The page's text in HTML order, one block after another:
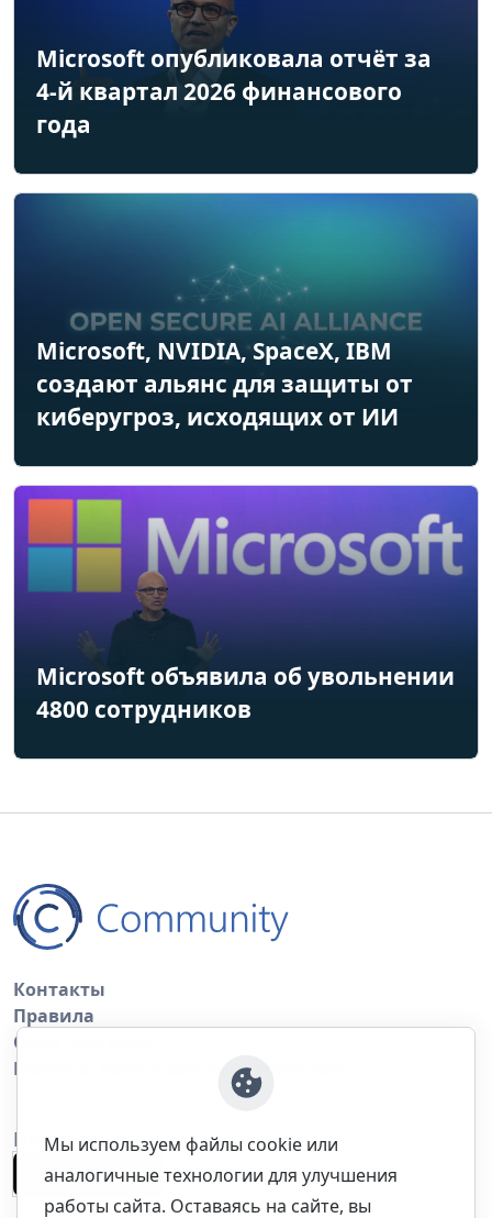
Microsoft опубликовала отчёт за
4-й квартал 2026 финансового
года
Microsoft, NVIDIA, SpaceX, IBM
создают альянс для защиты от
киберугроз, исходящих от ИИ
Microsoft объявила об увольнении
4800 сотрудников
Контакты
Правила
Обратная связь
Правила копирования материалов
Приложение
Мы используем файлы cookie или
аналогичные технологии для улучшения
работы сайта. Оставаясь на сайте, вы